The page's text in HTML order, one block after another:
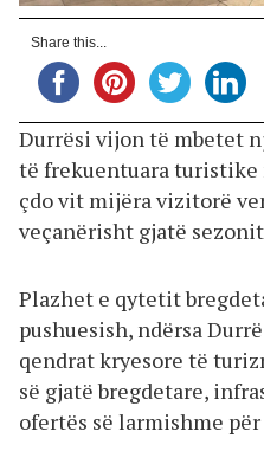
Share this...
Durrësi vijon të mbetet
të frekuentuara
çdo vit mijëra vizitorë
veçanërisht gjatë
Plazhet e qytetit
pushuesish, ndërsa
qendrat kryesore të
së gjatë bregdetare,
ofertës së larmishme